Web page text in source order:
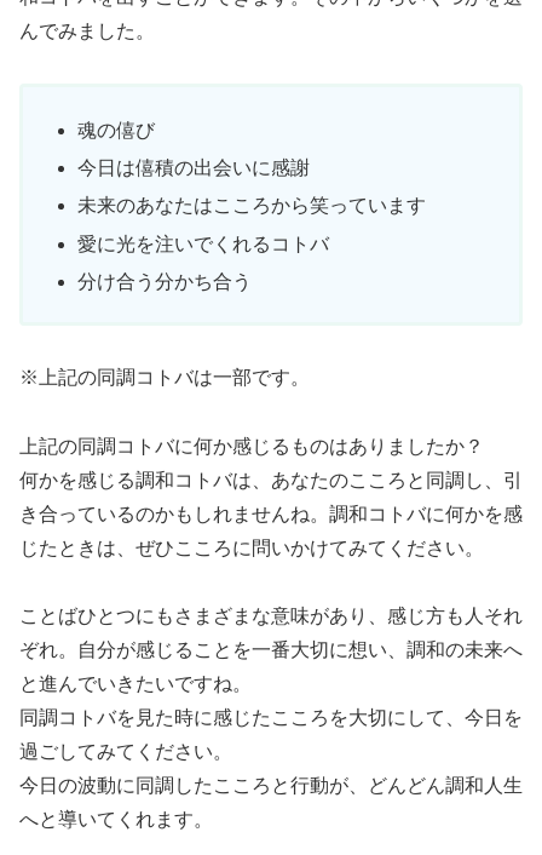
んでみました。
魂の僖び
今日は僖積の出会いに感謝
未来のあなたはこころから笑っています
愛に光を注いでくれるコトバ
分け合う分かち合う
※上記の同調コトバは一部です。
上記の同調コトバに何か感じるものはありましたか？
何かを感じる調和コトバは、あなたのこころと同調し、引
き合っているのかもしれませんね。調和コトバに何かを感
じたときは、ぜひこころに問いかけてみてください。
ことばひとつにもさまざまな意味があり、感じ方も人それ
ぞれ。自分が感じることを一番大切に想い、調和の未来へ
と進んでいきたいですね。
同調コトバを見た時に感じたこころを大切にして、今日を
過ごしてみてください。
今日の波動に同調したこころと行動が、どんどん調和人生
へと導いてくれます。